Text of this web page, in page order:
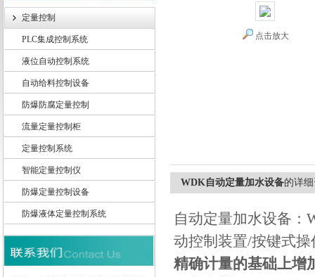
上海龙魁工业技术有限责任公司
定量控制
PLC集成控制系统
液位自动控制系统
自动给料控制设备
防爆防腐定量控制
流量定量控制柜
定量控制系统
智能定量控制仪
防爆定量控制设备
防爆液体定量控制系统
点击放大
WDK自动定量加水设备的详
自动定量加水设备：
动控制装置/按键式操
精确计量的基础上增